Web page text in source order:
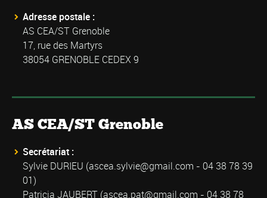
Adresse postale :
AS CEA/ST Grenoble
17, rue des Martyrs
38054 GRENOBLE CEDEX 9
AS CEA/ST Grenoble
Secrétariat :
Sylvie DURIEU (ascea.sylvie@gmail.com - 04 38 78 39
01)
Patricia JAUBERT (ascea.pat@gmail.com - 04 38 78